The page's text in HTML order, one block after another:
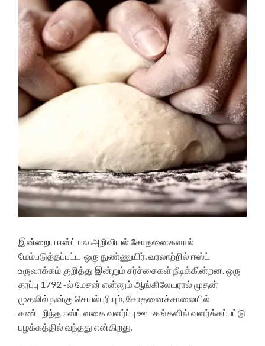
இன்றைய ஈஸ்ட் பல அறிவியல் சோதனைகளால்
மேம்படுத்தப்பட்ட ஒரு நுண்ணுயிர். வரலாற்றில் ஈஸ்ட்
உருவாக்கம் குறித்து இன்றும் சர்ச்சைகள் நீடிக்கின்றன. ஒரு
தரப்பு 1792 -ல் மேசன் என்னும் ஆங்கிலேயரால் முதன்
முதலில் நன்கு செயல்புரியும், சோதனைச்சாலையில்
கண்டறிந்த ஈஸ்ட் வகை வளர்ப்பு ஊடகங்களில் வளர்க்கப்பட்டு
புழக்கத்தில் வந்தது என்கிறது.